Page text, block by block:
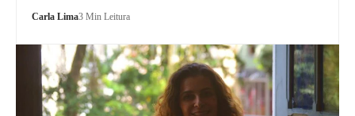
Carla Lima3 Min Leitura